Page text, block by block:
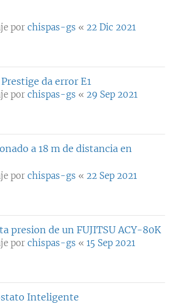
por chispas-gs « 22 Dic 2021
da error E1
por chispas-gs « 29 Sep 2021
a 18 m de distancia en
por chispas-gs « 22 Sep 2021
presion de un FUJITSU ACY-80K
por chispas-gs « 15 Sep 2021
Inteligente